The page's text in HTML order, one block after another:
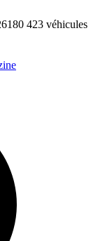
180 423 véhicules